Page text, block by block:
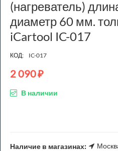
(нагреватель)
диаметр 60 мм.
iCartool IC-017
КОД: IC-017
2 090₽
В наличии
Наличие в магазинах: